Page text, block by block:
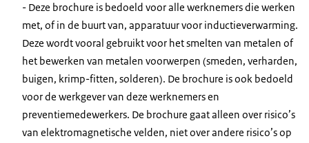
- Deze brochure is bedoeld voor alle werknemers die werken
met, of in de buurt van, apparatuur voor inductieverwarming.
Deze wordt vooral gebruikt voor het smelten van metalen of
het bewerken van metalen voorwerpen (smeden, verharden,
buigen, krimp-fitten, solderen). De brochure is ook bedoeld
voor de werkgever van deze werknemers en
preventiemedewerkers. De brochure gaat alleen over risico’s
van elektromagnetische velden, niet over andere risico’s op